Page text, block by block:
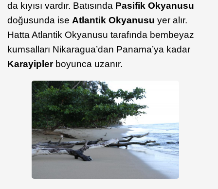
da kıyısı vardır. Batısında Pasifik Okyanusu
doğusunda ise Atlantik Okyanusu yer alır.
Hatta Atlantik Okyanusu tarafında bembeyaz
kumsalları Nikaragua’dan Panama’ya kadar
Karayiplerboyunca uzanır.